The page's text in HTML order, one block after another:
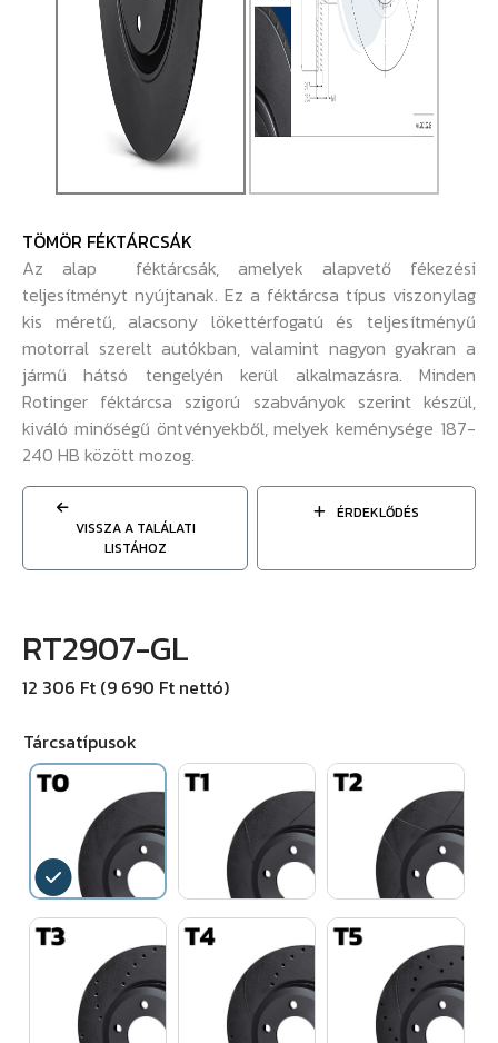
TÖMÖR FÉKTÁRCSÁK
Az alap féktárcsák, amelyek alapvető fékezési
teljesítményt nyújtanak. Ez a féktárcsa típus viszonylag
kis méretű, alacsony lökettérfogatú és teljesítményű
motorral szerelt autókban, valamint nagyon gyakran a
jármű hátsó tengelyén kerül alkalmazásra. Minden
Rotinger féktárcsa szigorú szabványok szerint készül,
kiváló minőségű öntvényekből, melyek keménysége 187-
240 HB között mozog.
VISSZA A TALÁLATI
LISTÁHOZ
ÉRDEKLŐDÉS
RT2907-GL
12 306 Ft (9 690 Ft nettó)
Tárcsatípusok